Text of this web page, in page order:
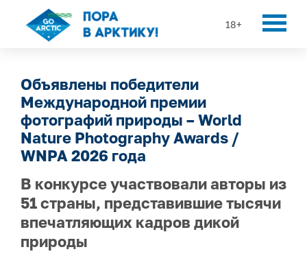
18+
Объявлены победители
Международной премии
фотографий природы – World
Nature Photography Awards /
WNPA 2026 года
В конкурсе участвовали авторы из
51 страны, представившие тысячи
впечатляющих кадров дикой
природы